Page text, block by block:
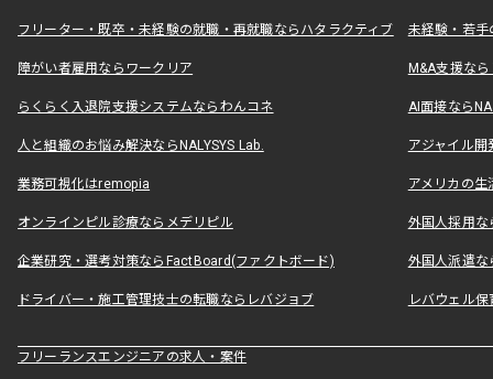
フリーター・既卒・未経験の就職・再就職ならハタラクティブ 未経験・若手
障がい者雇用ならワークリア M&A支援な
らくらく入退院支援システムならわんコネ AI面接なら
人と組織のお悩み解決ならNALYSYS Lab. アジャイル
業務可視化はremopia アメリカの
オンラインピル診療ならメデリピル 外国人採用
企業研究・選考対策ならFactBoard(ファクトボード) 外国人派遣な
ドライバー・施工管理技士の転職ならレバジョブ レバウェル
フリーランスエンジニアの求人・案件